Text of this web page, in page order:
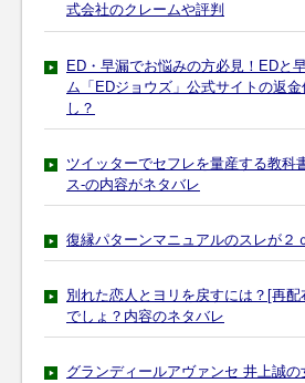
式会社のクレームや評判
ED・早漏でお悩みの方必見！EDと
ム「EDジョウズ」公式サイトの返
し？
ツイッターでセフレを量産する教科
ス-の内容がネタバレ
復縁パターンマニュアルのスレが２
別れた恋人とヨリを戻すには？[再
でしょ？内容のネタバレ
グランディールアヴァンセ 井上誠